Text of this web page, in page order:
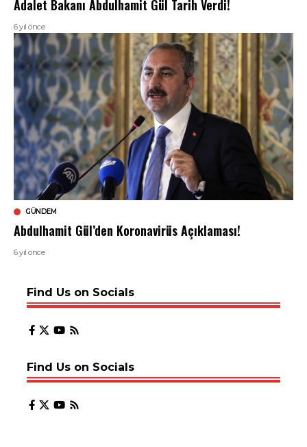
Adalet Bakanı Abdulhamit Gül Tarih Verdi!
6 yıl önce
GÜNDEM
Abdulhamit Gül’den Koronavirüs Açıklaması!
6 yıl önce
Find Us on Socials
Find Us on Socials